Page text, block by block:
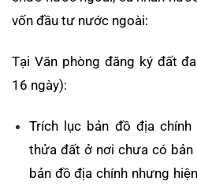
vốn đầu tư nước ngoài:
Tại Văn phòng đăng ký đất
16 ngày):
Trích lục bản đồ địa
thửa đất ở nơi chưa có
bản đồ địa chính nhưng